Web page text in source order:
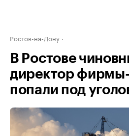
Ростов-на-Дону
В Ростове
директор
попали под